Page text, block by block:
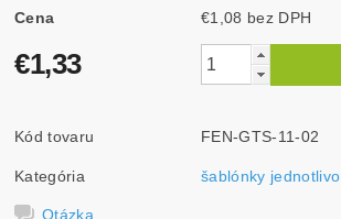
Cena €1,08 bez DPH
€1,33
Kód tovaru FEN-GTS-11-02
Kategória šablónky jednotlivo
Otázka